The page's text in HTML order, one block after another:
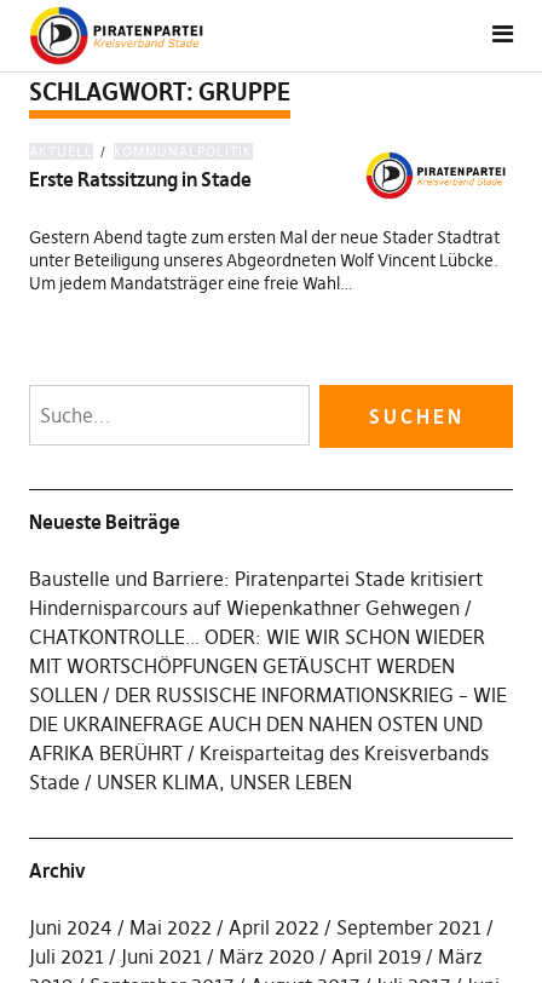
SCHLAGWORT: GRUPPE
AKTUELL KOMMUNALPOLITIK
Erste Ratssitzung in Stade
Gestern Abend tagte zum ersten Mal der neue Stader Stadtrat
unter Beteiligung unseres Abgeordneten Wolf Vincent Lübcke.
Um jedem Mandatsträger eine freie Wahl…
Neueste Beiträge
Baustelle und Barriere: Piratenpartei Stade kritisiert
Hindernisparcours auf Wiepenkathner Gehwegen
CHATKONTROLLE… ODER: WIE WIR SCHON WIEDER
MIT WORTSCHÖPFUNGEN GETÄUSCHT WERDEN
SOLLEN
DER RUSSISCHE INFORMATIONSKRIEG – WIE
DIE UKRAINEFRAGE AUCH DEN NAHEN OSTEN UND
AFRIKA BERÜHRT
Kreisparteitag des Kreisverbands
Stade
UNSER KLIMA, UNSER LEBEN
Archiv
Juni 2024 Mai 2022 April 2022
September 2021
Juli 2021
Juni 2021 März 2020 April 2019
März